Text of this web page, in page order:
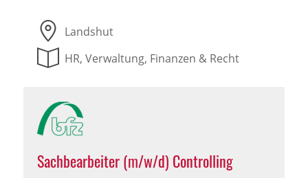
Landshut
HR, Verwaltung, Finanzen & Recht
Sachbearbeiter (m/w/d) Controlling